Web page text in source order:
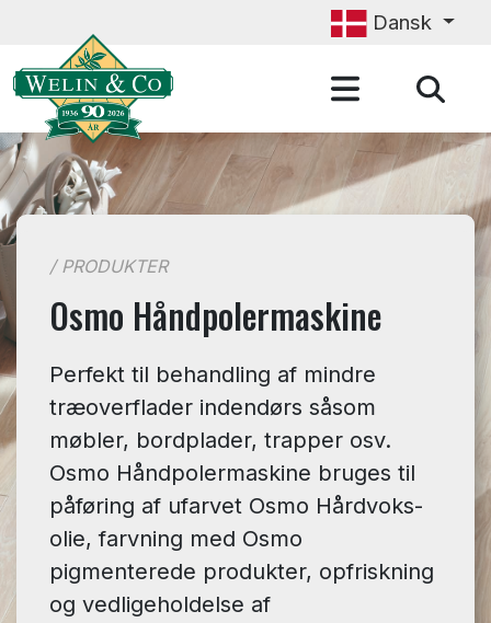
Dansk
/ PRODUKTER
Osmo Håndpolermaskine
Perfekt til behandling af mindre
træoverflader indendørs såsom
møbler, bordplader, trapper osv.
Osmo Håndpolermaskine bruges til
påføring af ufarvet Osmo Hårdvoks-
olie, farvning med Osmo
pigmenterede produkter, opfriskning
og vedligeholdelse af